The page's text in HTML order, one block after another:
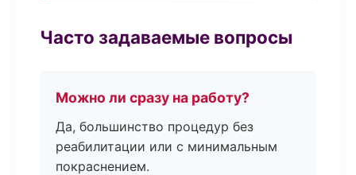
Часто задаваемые вопросы
Можно ли сразу на работу?
Да, большинство процедур без
реабилитации или с минимальным
покраснением.